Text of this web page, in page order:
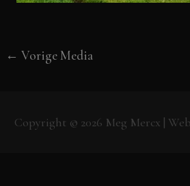
← Vorige Media
Copyright © 2026 Meg Mercx |